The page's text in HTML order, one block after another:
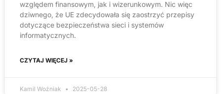
względem finansowym, jak i wizerunkowym. Nic więc
dziwnego, że UE zdecydowała się zaostrzyć przepisy
dotyczące bezpieczeństwa sieci i systemów
informatycznych.
CZYTAJ WIĘCEJ »
Kamil Woźniak 2025-05-28